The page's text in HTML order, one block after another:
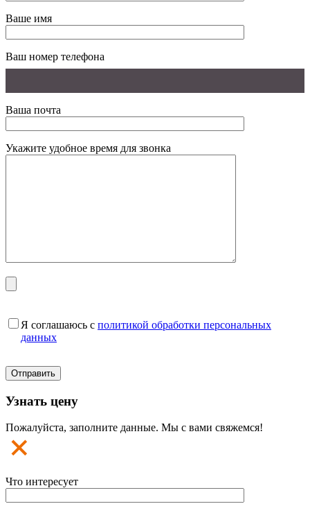
Ваше имя
Ваш номер телефона
Ваша почта
Укажите удобное время для звонка
Я соглашаюсь с политикой обработки персональных
данных
Узнать цену
Пожалуйста, заполните данные. Мы с вами свяжемся!
Что интересует